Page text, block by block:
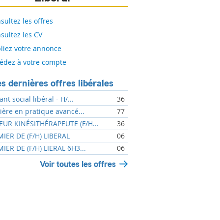
les offres
les CV
votre annonce
à votre compte
dernières offres libérales
social libéral - H/...
36
en pratique avancé...
77
KINÉSITHÉRAPEUTE (F/H...
36
DE (F/H) LIBERAL
06
DE (F/H) LIERAL 6H3...
06
Voir toutes les offres